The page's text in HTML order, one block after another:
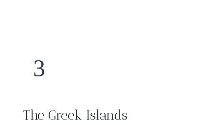
3
The Greek Islands